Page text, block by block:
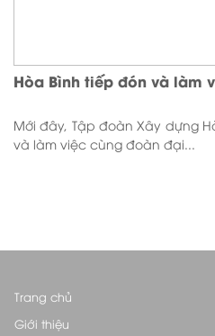
Hòa Bình tiếp đón và làm
Mới đây, Tập đoàn Xây dựng
và làm việc cùng đoàn đại...
Trang chủ
Giới thiệu